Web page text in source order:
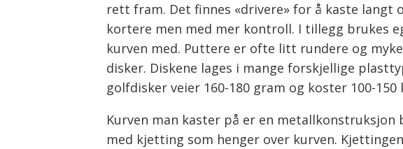
rett fram. Det finnes «drivere» for å kaste langt
kortere men med mer kontroll. I tillegg brukes
kurven med. Puttere er ofte litt rundere og
disker. Diskene lages i mange forskjellige
golfdisker veier 160-180 gram og koster 100-150
Kurven man kaster på er en metallkonstruksjon
med kjetting som henger over kurven.